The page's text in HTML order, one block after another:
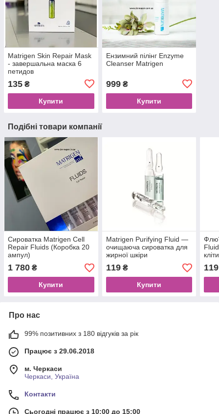
Matrigen Skin Repair Mask
- завершальна маска 6
петидов
135 ₴
Купити
Ензимний пілінг Enzyme
Cleanser Matrigen
999₴
Купити
Подібні товари компанії
Сироватка Matrigen Cell
Repair Fluids (Коробка 20
ампул)
1 780 ₴
Купити
Matrigen Purifying Fluid —
очищаюча сироватка для
жирної шкіри
119₴
Купити
119
Про нас
99% позитивних з 180 відгуків за рік
Працює з 29.06.2018
м. Черкаси
Черкаси, Україна
Контакти
Сьогодні працює з 10:00 до 15:00